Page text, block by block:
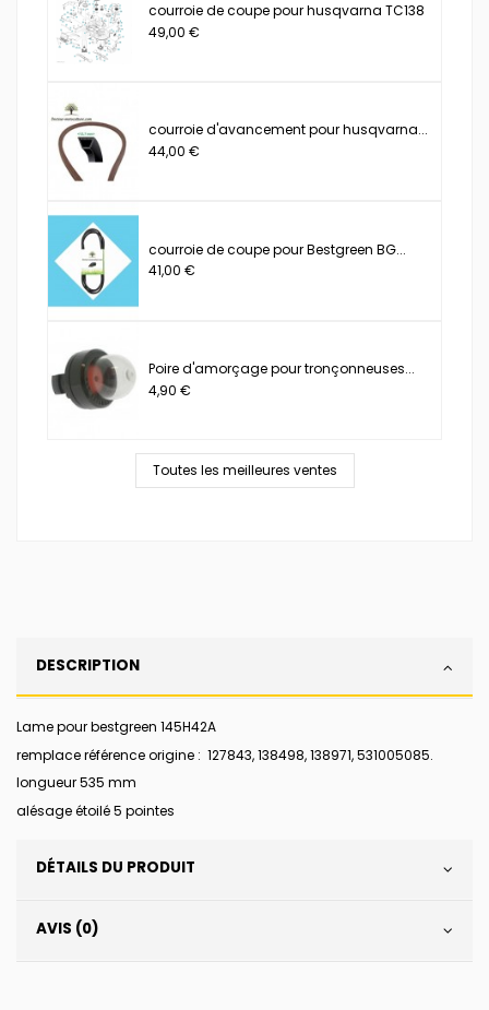
courroie de coupe pour husqvarna TC138
49,00 €
courroie d'avancement pour husqvarna...
44,00 €
courroie de coupe pour Bestgreen BG...
41,00 €
Poire d'amorçage pour tronçonneuses...
4,90 €
Toutes les meilleures ventes
DESCRIPTION
Lame pour bestgreen 145H42A
remplace référence origine : 127843, 138498, 138971, 531005085.
longueur 535 mm
alésage étoilé 5 pointes
DÉTAILS DU PRODUIT
AVIS (0)